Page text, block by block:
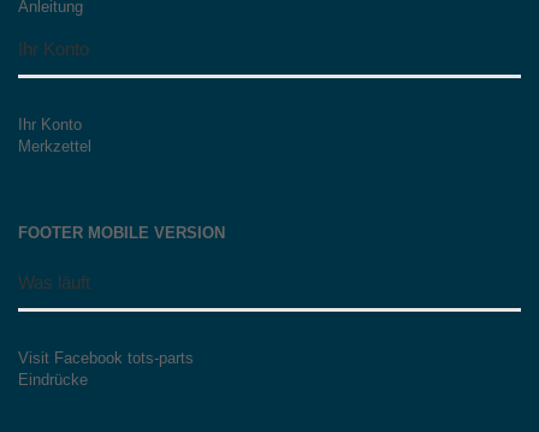
Anleitung
Ihr Konto
Ihr Konto
Merkzettel
FOOTER MOBILE VERSION
Was läuft
Visit Facebook tots-parts
Eindrücke